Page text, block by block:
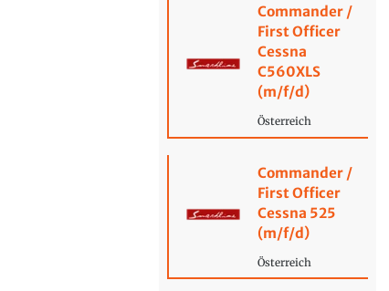
Commander /
First Officer
Cessna
C560XLS
(m/f/d)
Österreich
Commander /
First Officer
Cessna 525
(m/f/d)
Österreich